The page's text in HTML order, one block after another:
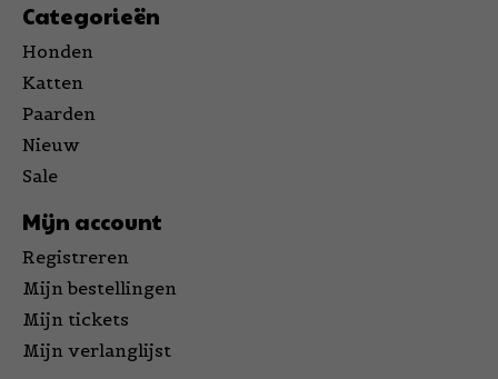
Categorieën
Honden
Katten
Paarden
Nieuw
Sale
Mijn account
Registreren
Mijn bestellingen
Mijn tickets
Mijn verlanglijst